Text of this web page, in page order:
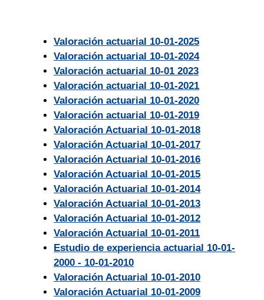
Valoración actuarial 10-01-2025
Valoración actuarial 10-01-2024
Valoración actuarial 10-01 2023
Valoración actuarial 10-01-2021
Valoración actuarial 10-01-2020
Valoración actuarial 10-01-2019
Valoración Actuarial 10-01-2018
Valoración Actuarial 10-01-2017
Valoración Actuarial 10-01-2016
Valoración Actuarial 10-01-2015
Valoración Actuarial 10-01-2014
Valoración Actuarial 10-01-2013
Valoración Actuarial 10-01-2012
Valoración Actuarial 10-01-2011
Estudio de experiencia actuarial 10-01-
2000 - 10-01-2010
Valoración Actuarial 10-01-2010
Valoración Actuarial 10-01-2009